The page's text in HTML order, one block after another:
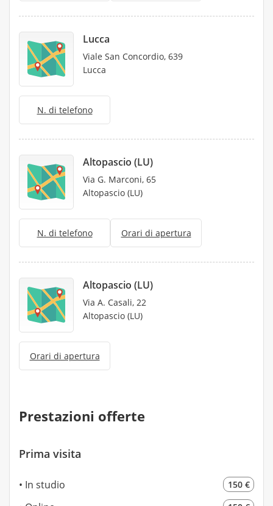
Lucca
Viale San Concordio, 639
Lucca
N. di telefono
Altopascio (LU)
Via G. Marconi, 65
Altopascio (LU)
N. di telefono Orari di apertura
Altopascio (LU)
Via A. Casali, 22
Altopascio (LU)
Orari di apertura
Prestazioni offerte
Prima visita
In studio 150 €